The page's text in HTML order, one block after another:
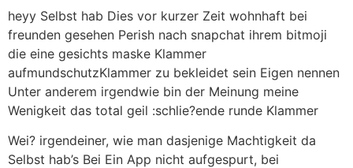
heyy Selbst hab Dies vor kurzer Zeit wohnhaft bei
freunden gesehen Perish nach snapchat ihrem bitmoji
die eine gesichts maske Klammer
aufmundschutzKlammer zu bekleidet sein Eigen nennen
Unter anderem irgendwie bin der Meinung meine
Wenigkeit das total geil :schlie?ende runde Klammer
Wei? irgendeiner, wie man dasjenige Machtigkeit da
Selbst hab’s Bei Ein App nicht aufgespurt, bei